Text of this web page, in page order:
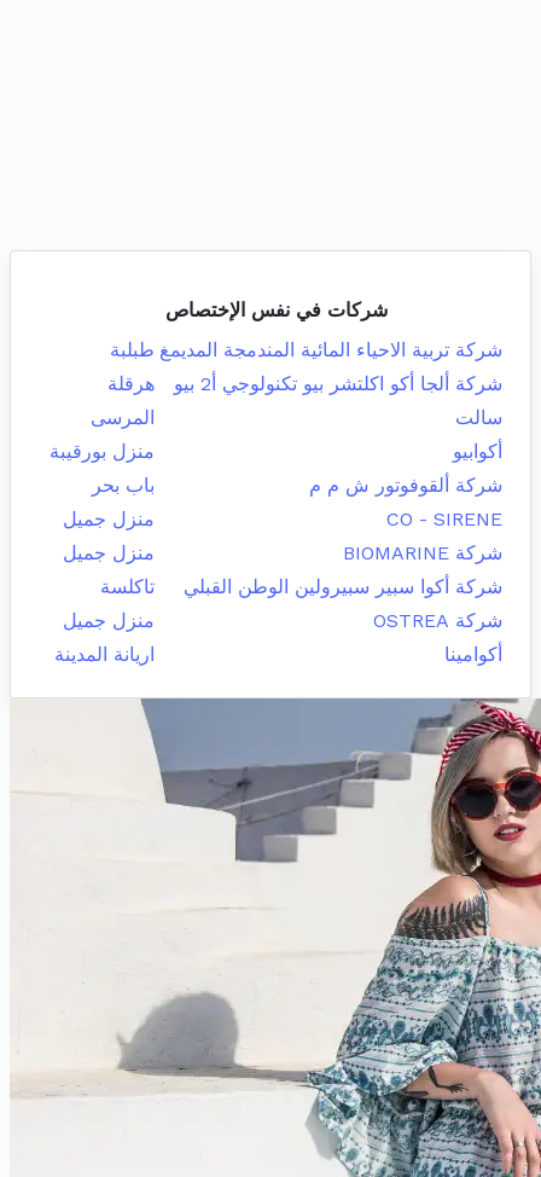
شركات في نفس الإختصاص
شركة تربية الاحياء المائية المندمجة المديمغ طبلبة
شركة ألجا أكو اكلتشر بيو تكنولوجي أ2 بيو
هرقلة
سالت
المرسى
أكوابيو
منزل بورقيبة
شركة ألقوفوتور ش م م
باب بحر
CO - SIRENE
منزل جميل
شركة BIOMARINE
منزل جميل
شركة أكوا سبير سبيرولين الوطن القبلي
تاكلسة
شركة OSTREA
منزل جميل
أكوامينا
اريانة المدينة